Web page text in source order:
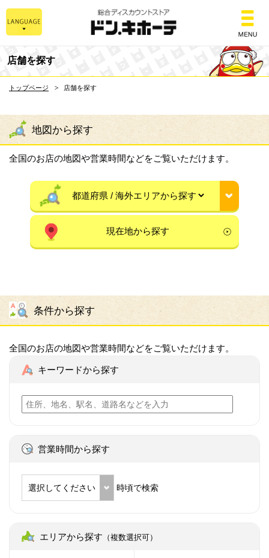
総合ディスカウント
店舗を探す
トップページ 店舗を探す
地図から探す
全国のお店の地図や営業時間などをご覧いただけます。
現在地から探す
条件から探す
全国のお店の地図や営業時間などをご覧いただけます。
キーワードから探す
営業時間から探す
選択してください 時頃で検索
エリアから探す （複数選択可）